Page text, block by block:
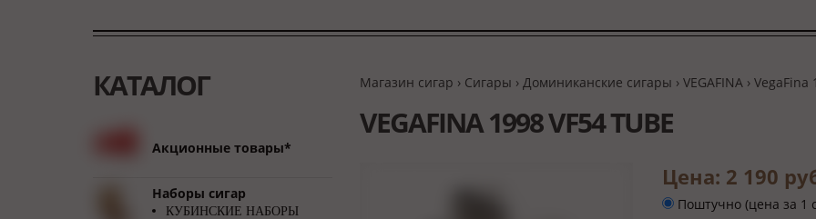
КАТАЛОГ
Акционные товары*
Наборы сигар
КУБИНСКИЕ НАБОРЫ
Магазин сигар › Сигары › Доминиканские сигары › VEGAFINA› VegaFina
VEGAFINA 1998 VF54 TUBE
Цена: 2 190
Поштучно (цена за 1